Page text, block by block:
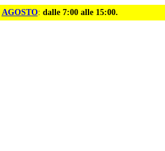
AGOSTO: dalle 7:00 alle 15:00.